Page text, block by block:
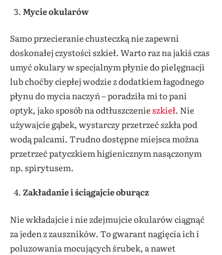
Mycie okularów
Samo przecieranie chusteczką nie zapewni
doskonałej czystości szkieł. Warto raz na jakiś czas
umyć okulary w specjalnym płynie do pielęgnacji
lub choćby ciepłej wodzie z dodatkiem łagodnego
płynu do mycia naczyń – poradziła mi to pani
optyk, jako sposób na odtłuszczenieszkieł. Nie
używajcie gąbek, wystarczy przetrzeć szkła pod
wodą palcami. Trudno dostępne miejsca można
przetrzeć patyczkiem higienicznym nasączonym
np. spirytusem.
Zakładanie i ściągajcie oburącz
Nie wkładajcie i nie zdejmujcie okularów ciągnąć
za jeden z zauszników. To gwarant nagięcia ich i
poluzowania mocujących śrubek, a nawet